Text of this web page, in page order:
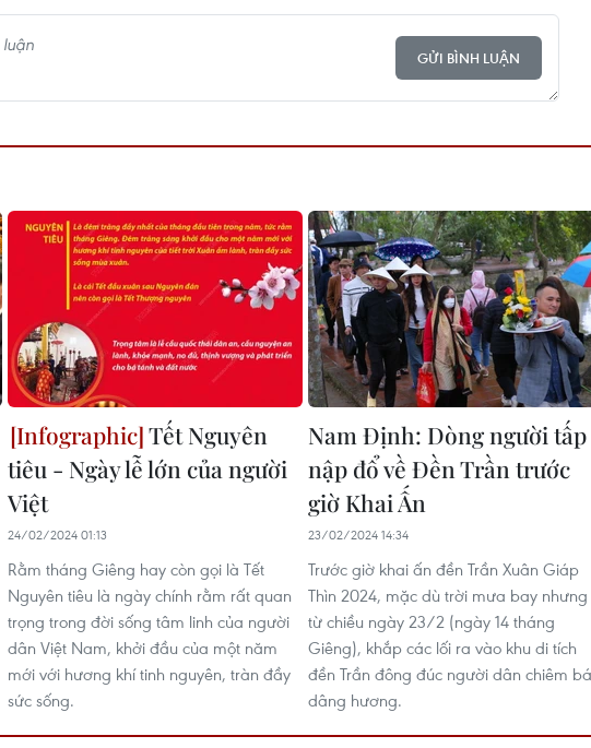
GỬI BÌNH LUẬN
Tết Nguyên
tiêu - Ngày lễ lớn của người
Việt
24/02/2024 01:13
Rằm tháng Giêng hay còn gọi là Tết
Nguyên tiêu là ngày chính rằm rất quan
trọng trong đời sống tâm linh của người
dân Việt Nam, khởi đầu của một năm
mới với hương khí tinh nguyên, tràn đầy
sức sống.
Nam Định: Dòng người tấp
nập đổ về Đền Trần trước
giờ Khai Ấn
23/02/2024 14:34
Trước giờ khai ấn đền Trần Xuân Giáp
Thìn 2024, mặc dù trời mưa bay nhưng
từ chiều ngày 23/2 (ngày 14 tháng
Giêng), khắp các lối ra vào khu di tích
đền Trần đông đúc người dân chiêm
dâng hương.